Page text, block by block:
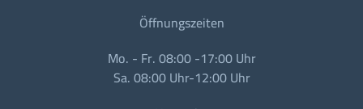
Öffnungszeiten
Mo. - Fr. 08:00 -17:00 Uhr
Sa. 08:00 Uhr-12:00 Uhr